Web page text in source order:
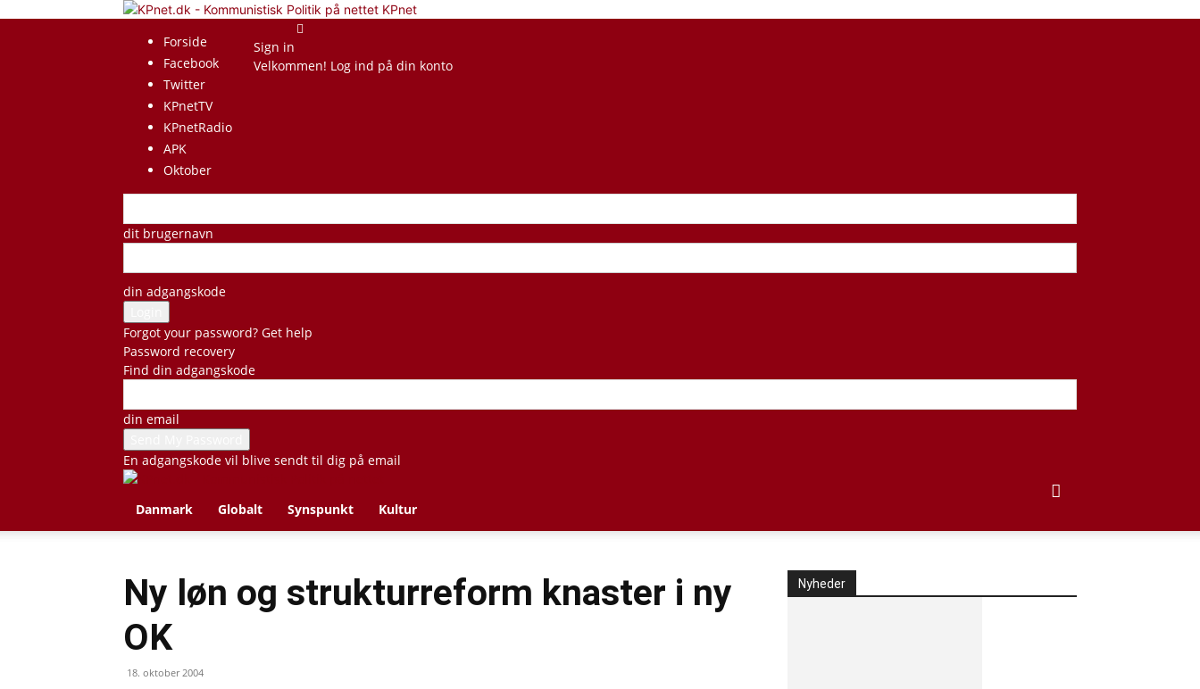
KPnet
Forside
Facebook
Twitter
KPnetTV
KPnetRadio
APK
Oktober
Sign in
Velkommen! Log ind på din konto
dit brugernavn
din adgangskode
Forgot your password? Get help
Password recovery
Find din adgangskode
din email
En adgangskode vil blive sendt til dig på email
Danmark Globalt Synspunkt Kultur
Ny løn og strukturreform knaster i ny
OK
18. oktober 2004
Nyheder